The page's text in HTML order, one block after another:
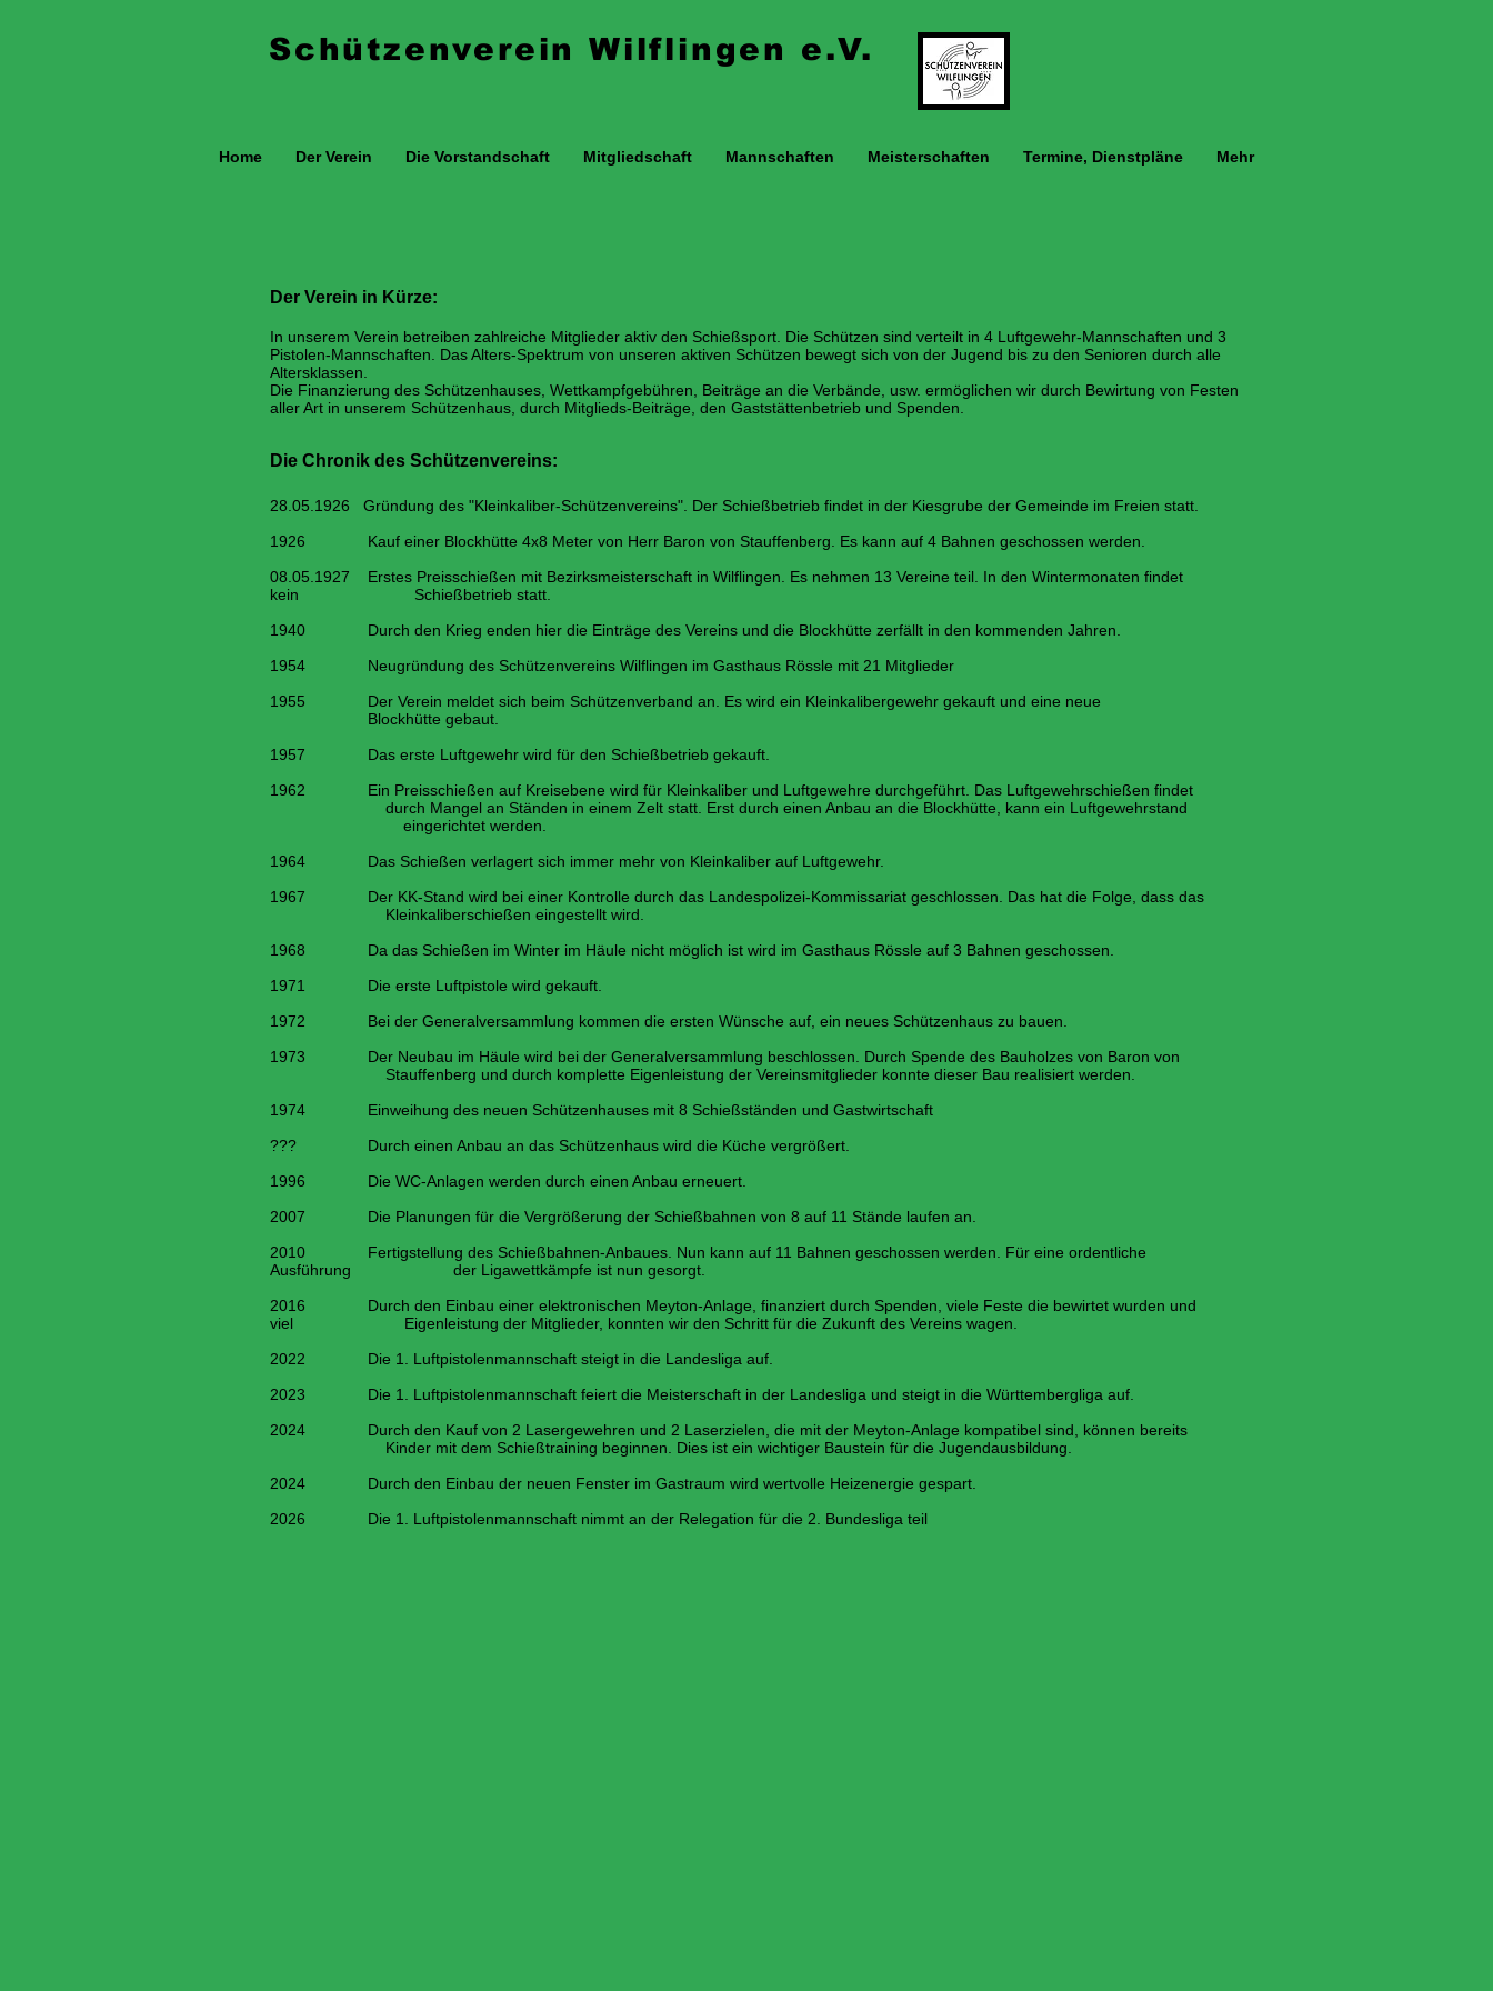
Schützenverein Wilflingen e.V.
Home Der Verein Die Vorstandschaft Mitgliedschaft Mannschaften Meisterschaften Termine, Dienstpläne Mehr
Der Verein in Kürze:
In unserem Verein betreiben zahlreiche Mitglieder aktiv den Schießsport. Die Schützen sind verteilt in 4 Luftgewehr-Mannschaften und 3
Pistolen-Mannschaften. Das Alters-Spektrum von unseren aktiven Schützen bewegt sich von der Jugend bis zu den Senioren durch alle
Altersklassen.
Die Finanzierung des Schützenhauses, Wettkampfgebühren, Beiträge an die Verbände, usw. ermöglichen wir durch Bewirtung von Festen
aller Art in unserem Schützenhaus, durch Mitglieds-Beiträge, den Gaststättenbetrieb und Spenden.
Die Chronik des Schützenvereins:
28.05.1926 Gründung des "Kleinkaliber-Schützenvereins". Der Schießbetrieb findet in der Kiesgrube der Gemeinde im Freien statt.
1926 Kauf einer Blockhütte 4x8 Meter von Herr Baron von Stauffenberg. Es kann auf 4 Bahnen geschossen werden.
08.05.1927 Erstes Preisschießen mit Bezirksmeisterschaft in Wilflingen. Es nehmen 13 Vereine teil. In den Wintermonaten findet
kein Schießbetrieb statt.
1940 Durch den Krieg enden hier die Einträge des Vereins und die Blockhütte zerfällt in den kommenden Jahren.
1954 Neugründung des Schützenvereins Wilflingen im Gasthaus Rössle mit 21 Mitglieder
1955 Der Verein meldet sich beim Schützenverband an. Es wird ein Kleinkalibergewehr gekauft und eine neue
Blockhütte gebaut.
1957 Das erste Luftgewehr wird für den Schießbetrieb gekauft.
1962 Ein Preisschießen auf Kreisebene wird für Kleinkaliber und Luftgewehre durchgeführt. Das Luftgewehrschießen findet
durch Mangel an Ständen in einem Zelt statt. Erst durch einen Anbau an die Blockhütte, kann ein Luftgewehrstand
eingerichtet werden.
1964 Das Schießen verlagert sich immer mehr von Kleinkaliber auf Luftgewehr.
1967 Der KK-Stand wird bei einer Kontrolle durch das Landespolizei-Kommissariat geschlossen. Das hat die Folge, dass das
Kleinkaliberschießen eingestellt wird.
1968 Da das Schießen im Winter im Häule nicht möglich ist wird im Gasthaus Rössle auf 3 Bahnen geschossen.
1971 Die erste Luftpistole wird gekauft.
1972 Bei der Generalversammlung kommen die ersten Wünsche auf, ein neues Schützenhaus zu bauen.
1973 Der Neubau im Häule wird bei der Generalversammlung beschlossen. Durch Spende des Bauholzes von Baron von
Stauffenberg und durch komplette Eigenleistung der Vereinsmitglieder konnte dieser Bau realisiert werden.
1974 Einweihung des neuen Schützenhauses mit 8 Schießständen und Gastwirtschaft
??? Durch einen Anbau an das Schützenhaus wird die Küche vergrößert.
1996 Die WC-Anlagen werden durch einen Anbau erneuert.
2007 Die Planungen für die Vergrößerung der Schießbahnen von 8 auf 11 Stände laufen an.
2010 Fertigstellung des Schießbahnen-Anbaues. Nun kann auf 11 Bahnen geschossen werden. Für eine ordentliche
Ausführung der Ligawettkämpfe ist nun gesorgt.
2016 Durch den Einbau einer elektronischen Meyton-Anlage, finanziert durch Spenden, viele Feste die bewirtet wurden und
viel Eigenleistung der Mitglieder, konnten wir den Schritt für die Zukunft des Vereins wagen.
2022 Die 1. Luftpistolenmannschaft steigt in die Landesliga auf.
2023 Die 1. Luftpistolenmannschaft feiert die Meisterschaft in der Landesliga und steigt in die Württembergliga auf.
2024 Durch den Kauf von 2 Lasergewehren und 2 Laserzielen, die mit der Meyton-Anlage kompatibel sind, können bereits
Kinder mit dem Schießtraining beginnen. Dies ist ein wichtiger Baustein für die Jugendausbildung.
2024 Durch den Einbau der neuen Fenster im Gastraum wird wertvolle Heizenergie gespart.
2026 Die 1. Luftpistolenmannschaft nimmt an der Relegation für die 2. Bundesliga teil